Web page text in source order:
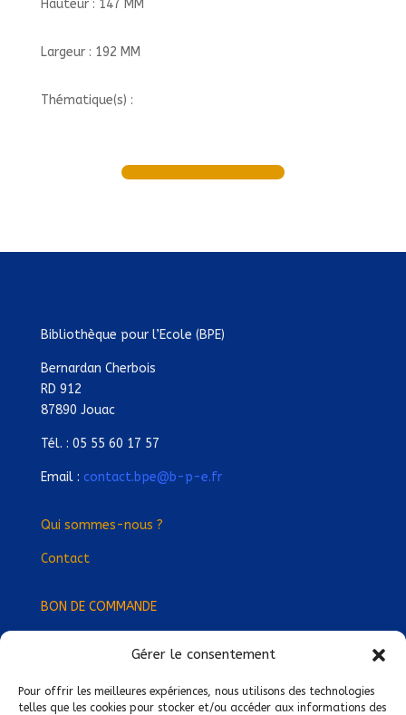
Gérer le consentement
Pour offrir les meilleures expériences, nous utilisons des technologies
telles que les cookies pour stocker et/ou accéder aux informations des
Hauteur : 147 MM
Largeur : 192 MM
Thématique(s) :
Bibliothèque pour l’Ecole (BPE)
Bernardan Cherbois
RD 912
87890 Jouac
Tél. : 05 55 60 17 57
Email : contact.bpe@b-p-e.fr
Qui sommes-nous ?
Contact
BON DE COMMANDE
Devenez Délégué·e Régional·e !
Trouvez-nous près de chez vous !